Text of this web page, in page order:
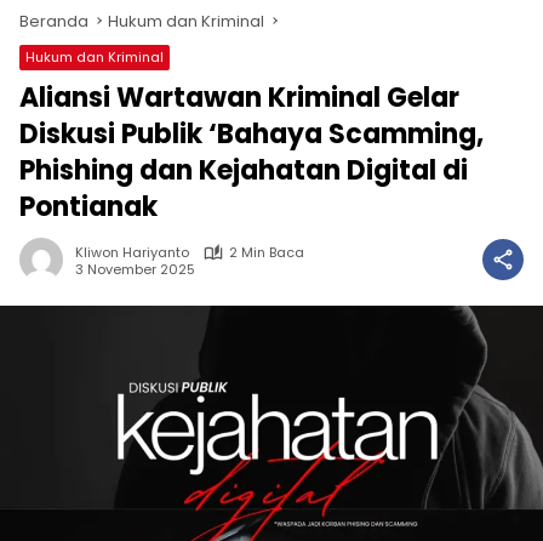
Beranda Hukum dan Kriminal
Hukum dan Kriminal
Aliansi Wartawan Kriminal Gelar
Diskusi Publik ‘Bahaya Scamming,
Phishing dan Kejahatan Digital di
Pontianak
Kliwon Hariyanto
2 Min Baca
3 November 2025